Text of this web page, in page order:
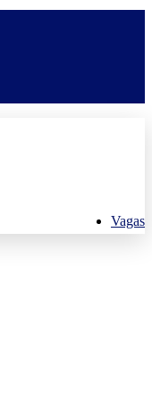
Vagas